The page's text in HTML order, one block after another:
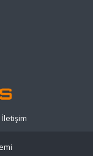
İletişim